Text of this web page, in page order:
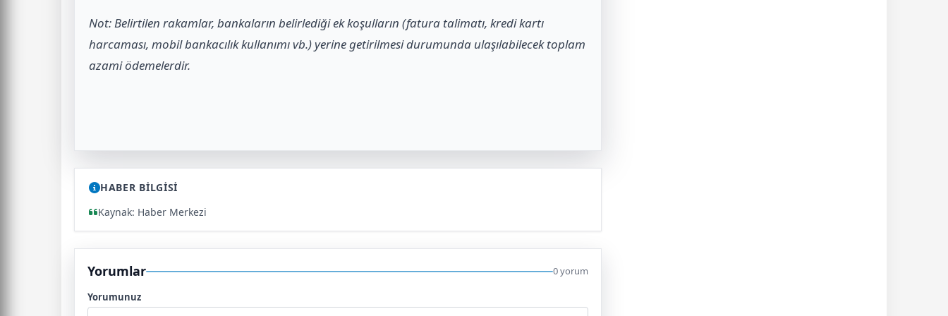
Not: Belirtilen rakamlar, bankaların belirlediği ek koşulların (fatura talimatı, kredi kartı
harcaması, mobil bankacılık kullanımı vb.) yerine getirilmesi durumunda ulaşılabilecek toplam
azami ödemelerdir.
HABER BİLGİSİ
Kaynak: Haber Merkezi
Yorumlar 0 yorum
Yorumunuz